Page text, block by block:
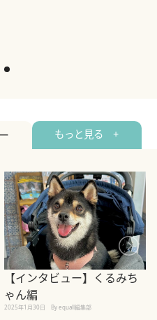
もっと見る +
【インタビュー】くるみち
ゃん編
2025年1月30日 By equall編集部